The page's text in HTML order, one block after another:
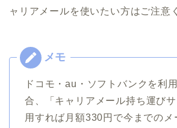
ャリアメールを使いたい方はご注意
ドコモ・au・ソフトバンクを利
合、「キャリアメール持ち運び
用すれば月額330円で今までのメ